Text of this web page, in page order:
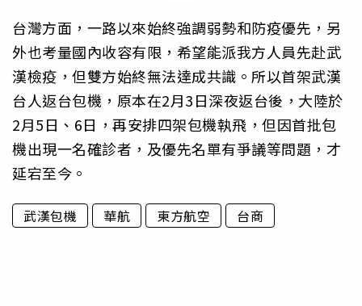
台灣方面，一路以來始終強調弱勢和防疫優先，另
外也考量國內收容有限，希望能派我方人員先赴武
漢檢疫，但雙方始終無法達成共識。所以首架武漢
台人返台包機，原本在2月3日深夜返台後，大陸於
2月5日、6日，再安排四架包機執飛，但因首批包
機出現一名確診者，及優先名單有爭議等問題，才
延宕至今。
武漢包機 華航 東方航空 台商